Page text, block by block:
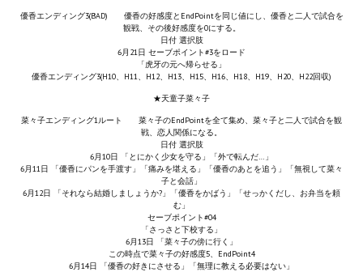
Aliens versus Predator 1 Remaster Fan Edition
Age of Pirates: Caribbean Tales Remaster Fan Edition
Корсары 3 Сундук мертвеца Remaster Fan Edition
Sea Dogs - City of Abandoned Ships Remaster Fan Edition
Sea Dogs Remaster Fan Edition
優香エンディング3(BAD) 優香の好感度とEndPointを同じ値にし、優香と二人で試合を
観戦、その後好感度を0にする。
日付 選択肢
6月21日 セーブポイント#3をロード
「虎牙の元へ帰らせる」
優香エンディング3(H10、H11、H12、H13、H15、H16、H18、H19、H20、H22回収)
★天童子菜々子
菜々子エンディング1ルート 菜々子のEndPointを全て集め、菜々子と二人で試合を観
戦、恋人関係になる。
日付 選択肢
6月10日 「とにかく少女を守る」「外で転んだ…」
6月11日 「優香にパンを手渡す」「痛みを堪える」「優香のあとを追う」「無視して菜々
子と会話」
6月12日 「それなら結婚しましょうか?」「優香をかばう」「せっかくだし、お弁当を頼
む」
セーブポイント#04
「さっさと下校する」
6月13日 「菜々子の傍に行く」
この時点で菜々子の好感度5、EndPoint4
6月14日 「優香の好きにさせる」「無理に教える必要はない」